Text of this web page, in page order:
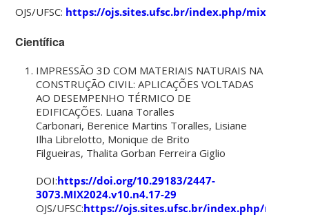
OJS/UFSC: https://ojs.sites.ufsc.br/index.php/
Científica
IMPRESSÃO 3D COM MATERIAIS NATURAIS NA
CONSTRUÇÃO CIVIL: APLICAÇÕES VOLTADAS
AO DESEMPENHO TÉRMICO DE
EDIFICAÇÕES. Luana Toralles
Carbonari, Berenice Martins Toralles, Lisiane
Ilha Librelotto, Monique de Brito
Filgueiras, Thalita Gorban Ferreira Giglio
DOI:https://doi.org/10.29183/2447-
3073.MIX2024.v10.n4.17-29
OJS/UFSC:https://ojs.sites.ufsc.br/index.php/